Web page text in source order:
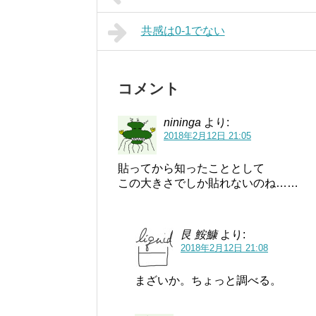
共感は0-1でない
コメント
nininga より:
2018年2月12日 21:05
貼ってから知ったこととして
この大きさでしか貼れないのね……
艮 鮟鱇 より:
2018年2月12日 21:08
まざいか。ちょっと調べる。